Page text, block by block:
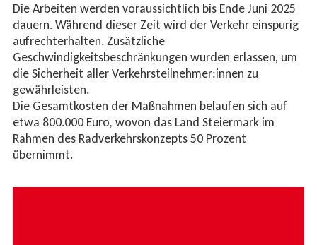
Die Arbeiten werden voraussichtlich bis Ende Juni 2025
dauern. Während dieser Zeit wird der Verkehr einspurig
aufrechterhalten. Zusätzliche
Geschwindigkeitsbeschränkungen wurden erlassen, um
die Sicherheit aller Verkehrsteilnehmer:innen zu
gewährleisten.
Die Gesamtkosten der Maßnahmen belaufen sich auf
etwa 800.000 Euro, wovon das Land Steiermark im
Rahmen des Radverkehrskonzepts 50 Prozent
übernimmt.